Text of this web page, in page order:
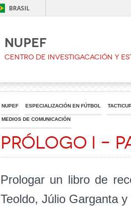
BRASIL
NUPEF
CENTRO DE INVESTIGACACIÓN Y
NUPEF ESPECIALIZACIÓN EN FÚTBOL
MEDIOS DE COMUNICACIÓN
Prólogo I –
Prologar un libro de
Teoldo, Júlio Garganta